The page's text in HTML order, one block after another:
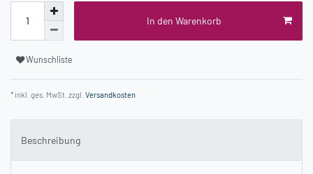
In den Warenkorb
Wunschliste
* inkl. ges. MwSt. zzgl. Versandkosten
Beschreibung